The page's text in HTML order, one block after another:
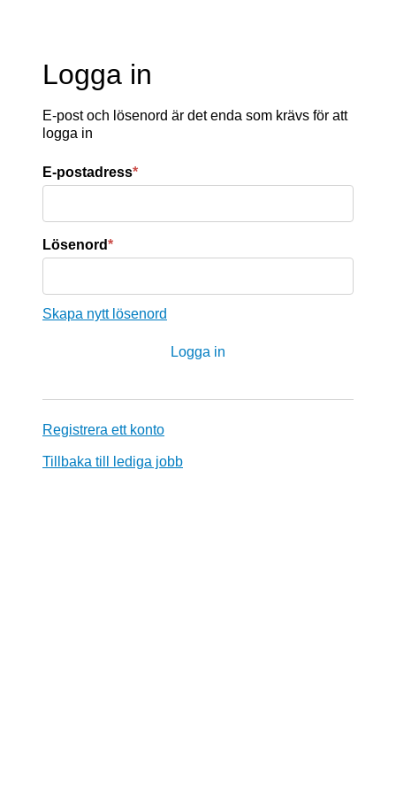
Logga in
E-post och lösenord är det enda som krävs för att
logga in
E-postadress*
Lösenord*
Skapa nytt lösenord
Registrera ett konto
Tillbaka till lediga jobb